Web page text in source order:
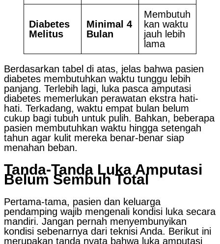
Diabetes
Melitus
Minimal 4
Bulan
Membutuh
kan waktu
jauh lebih
lama
Berdasarkan tabel di atas, jelas bahwa pasien
diabetes membutuhkan waktu tunggu lebih
panjang. Terlebih lagi, luka pasca amputasi
diabetes memerlukan perawatan ekstra hati-
hati. Terkadang, waktu empat bulan belum
cukup bagi tubuh untuk pulih. Bahkan, beberapa
pasien membutuhkan waktu hingga setengah
tahun agar kulit mereka benar-benar siap
menahan beban.
Tanda-Tanda Luka Amputasi
Belum Sembuh Total
Pertama-tama, pasien dan keluarga
pendamping wajib mengenali kondisi luka secara
mandiri. Jangan pernah menyembunyikan
kondisi sebenarnya dari teknisi Anda. Berikut ini
merupakan tanda nyata bahwa luka amputasi